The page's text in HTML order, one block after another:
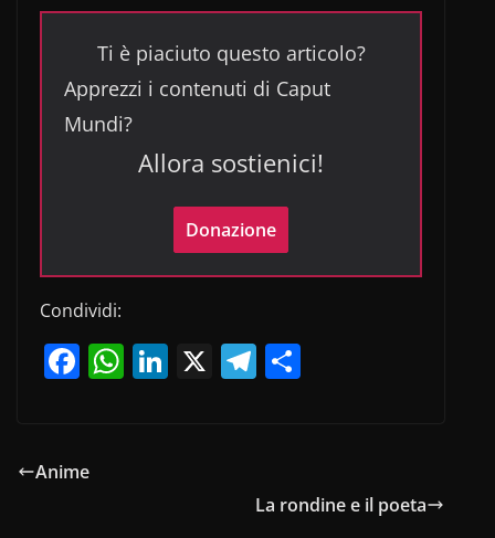
Ti è piaciuto questo articolo?
Apprezzi i contenuti di Caput
Mundi?
Allora sostienici!
Donazione
Condividi:
F
e
W Li X T
a vi
Anime
La rondine e il poeta